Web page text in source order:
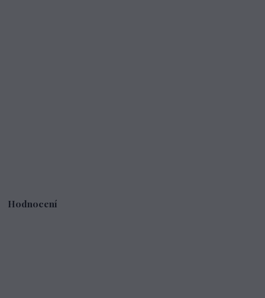
Hodnocení